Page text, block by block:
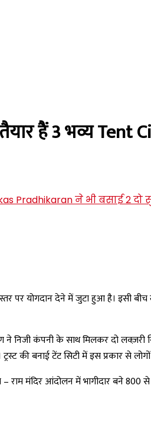
हैं 3 भव्य Tent
पर योगदान देने में जुटा हुआ है। इसी बीच
ने निजी कंपनी के साथ मिलकर दो लक्ज़री
की बनाई टेंट सिटी में इस प्रकार से लोगों
मंदिर आंदोलन में भागीदार बने 800 से